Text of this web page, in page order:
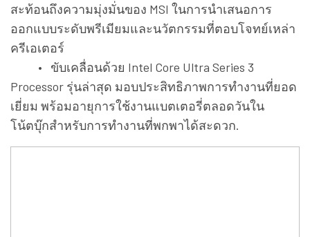
สะท้อนถึงความมุ่งมั่นของ MSI ในการนำเสนอการ
ออกแบบระดับพรีเมียมและนวัตกรรมที่ตอบโจทย์เหล่า
ครีเอเตอร์
• ขับเคลื่อนด้วย Intel Core Ultra Series 3
Processor รุ่นล่าสุด มอบประสิทธิภาพการทำงานที่ยอด
เยี่ยม พร้อมอายุการใช้งานแบตเตอรี่ตลอดวันใน
โน้ตบุ๊กสำหรับการทำงานที่พกพาได้สะดวก.